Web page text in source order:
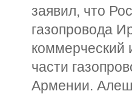
заявил, что
газопровода
коммерческий
части
Армении.